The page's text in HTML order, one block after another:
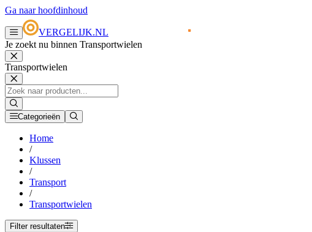
Ga naar hoofdinhoud
VERGELIJK.NL
Je zoekt nu binnen Transportwielen
Transportwielen
Categorieën
Home
/
Klussen
/
Transport
/
Transportwielen
Filter resultaten